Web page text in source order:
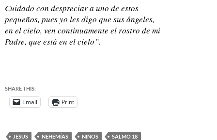
Cuidado con despreciar a uno de estos
pequeños, pues yo les digo que sus ángeles,
en el cielo, ven continuamente el rostro de mi
Padre, que está en el cielo”.
SHARE THIS:
Email Print
JESUS NEHEMÍAS NIÑOS SALMO 18